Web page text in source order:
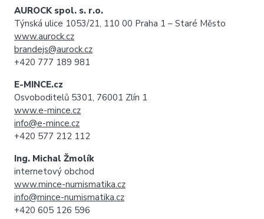
AUROCK spol. s. r.o.
Týnská ulice 1053/21, 110 00 Praha 1 – Staré Město
www.aurock.cz
brandejs@aurock.cz
+420 777 189 981
E-MINCE.cz
Osvoboditelů 5301, 76001 Zlín 1
www.e-mince.cz
info@e-mince.cz
+420 577 212 112
Ing. Michal Žmolík
internetový obchod
www.mince-numismatika.cz
info@mince-numismatika.cz
+420 605 126 596